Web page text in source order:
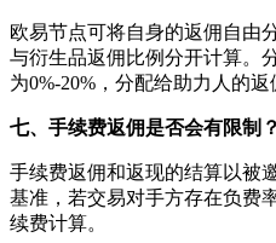
欧易节点可将自身的返佣自由
与衍生品返佣比例分开计算。
为0%-20%，分配给助力人的返
七、手续费返佣是否会有限制？
手续费返佣和返现的结算以被
基准，若交易对手方存在负费
续费计算。